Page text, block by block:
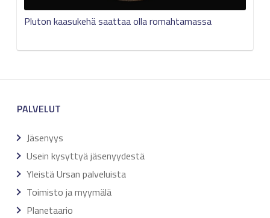
Pluton kaasukehä saattaa olla romahtamassa
PALVELUT
Jäsenyys
Usein kysyttyä jäsenyydestä
Yleistä Ursan palveluista
Toimisto ja myymälä
Planetaario